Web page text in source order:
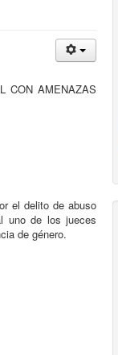
CON AMENAZAS
el delito de abuso
uno de los jueces
de género.